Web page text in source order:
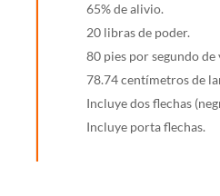
65% de alivio.
20 libras de poder.
80 pies por segundo
78.74 centímetros de
Incluye dos flechas
Incluye porta flechas.